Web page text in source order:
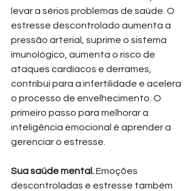
levar a sérios problemas de saúde. O
estresse descontrolado aumenta a
pressão arterial, suprime o sistema
imunológico, aumenta o risco de
ataques cardíacos e derrames,
contribui para a infertilidade e acelera
o processo de envelhecimento. O
primeiro passo para melhorar a
inteligência emocional é aprender a
gerenciar o estresse.
Sua saúde mental. Emoções
descontroladas e estresse também